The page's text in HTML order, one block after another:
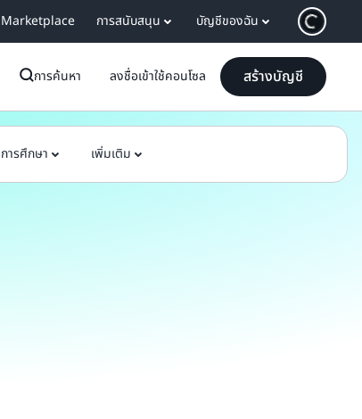
Marketplace การสนับสนุน บัญชีของฉัน
การค้นหา ลงชื่อเข้าใช้คอนโซล สร้างบัญชี
ารศึกษา เพิ่มเติม